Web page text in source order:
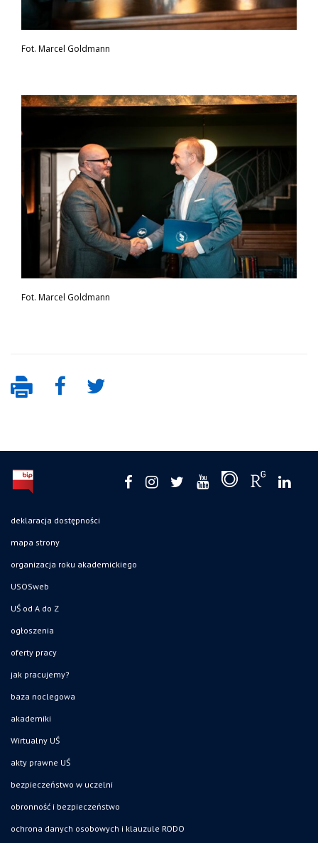
Fot. Marcel Goldmann
Fot. Marcel Goldmann
deklaracja dostępności
mapa strony
organizacja roku akademickiego
USOSweb
UŚ od A do Z
ogłoszenia
oferty pracy
jak pracujemy?
baza noclegowa
akademiki
Wirtualny UŚ
akty prawne UŚ
bezpieczeństwo w uczelni
obronność i bezpieczeństwo
ochrona danych osobowych i klauzule RODO